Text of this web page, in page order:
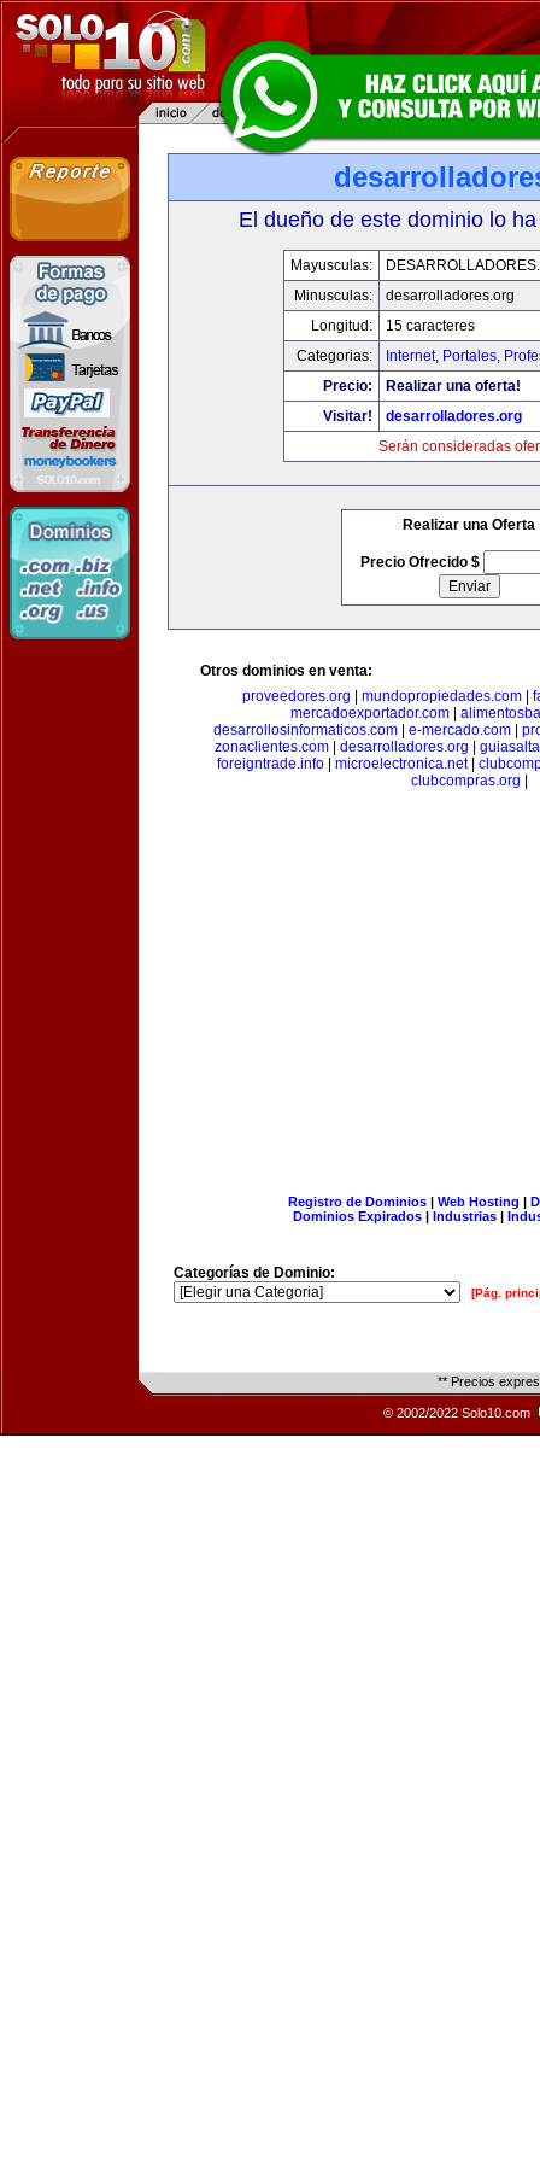
El dueño de este dominio lo
Mayusculas:
Minusculas:
desarrolladores.org
Longitud:
15 caracteres
Categorias:
Internet, Portales,
Precio:
Realizar una oferta!
Visitar!
desarrolladores.org
Serán consideradas
Realizar una Oferta
Precio Ofrecido $
Otros dominios en venta:
proveedores.org
mundopropiedades.com|
mercadoexportador.com|
desarrollosinformaticos.com| e-mercado.com|
zonaclientes.com| desarrolladores.org
foreigntrade.info
microelectronica.net|
clubcompras.org
Registro de Dominios| Web Hosting |
Dominios Expirados | Industrias |
Categorías de Dominio:
[Pág.
** Precios
© 2002/2022 Solo10.com